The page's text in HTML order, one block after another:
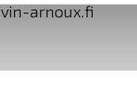
arnoux.fi